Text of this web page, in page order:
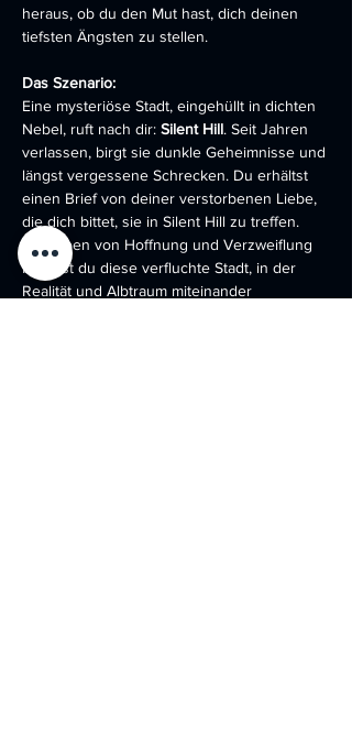
heraus, ob du den Mut hast, dich deinen
tiefsten Ängsten zu stellen.
Das Szenario:
Eine mysteriöse Stadt, eingehüllt in dichten
Nebel, ruft nach dir: Silent Hill. Seit Jahren
verlassen, birgt sie dunkle Geheimnisse und
längst vergessene Schrecken. Du erhältst
einen Brief von deiner verstorbenen Liebe,
die dich bittet, sie in Silent Hill zu treffen.
Getrieben von Hoffnung und Verzweiflung
betrittst du diese verfluchte Stadt, in der
Realität und Albtraum miteinander